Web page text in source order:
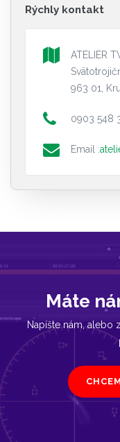
Rýchly kontakt
ATELIER
963 01,
0903 548
Email :
Máte
Napíšte nám, alebo